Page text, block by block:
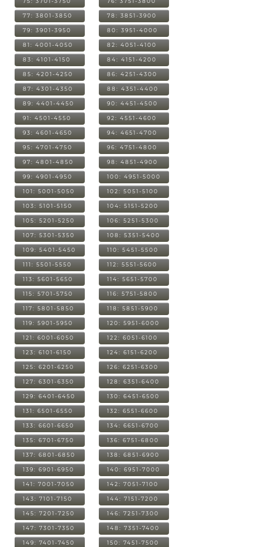
77: 3801-3850 78: 3851-3900
79: 3901-3950 80: 3951-4000
81: 4001-4050 82: 4051-4100
83: 4101-4150 84: 4151-4200
85: 4201-4250 86: 4251-4300
87: 4301-4350 88: 4351-4400
89: 4401-4450 90: 4451-4500
91: 4501-4550 92: 4551-4600
93: 4601-4650 94: 4651-4700
95: 4701-4750 96: 4751-4800
97: 4801-4850 98: 4851-4900
99: 4901-4950 100: 4951-5000
101: 5001-5050 102: 5051-5100
103: 5101-5150 104: 5151-5200
105: 5201-5250 106: 5251-5300
107: 5301-5350 108: 5351-5400
109: 5401-5450 110: 5451-5500
111: 5501-5550 112: 5551-5600
113: 5601-5650 114: 5651-5700
115: 5701-5750 116: 5751-5800
117: 5801-5850 118: 5851-5900
119: 5901-5950 120: 5951-6000
121: 6001-6050 122: 6051-6100
123: 6101-6150 124: 6151-6200
125: 6201-6250 126: 6251-6300
127: 6301-6350 128: 6351-6400
129: 6401-6450 130: 6451-6500
131: 6501-6550 132: 6551-6600
133: 6601-6650 134: 6651-6700
135: 6701-6750 136: 6751-6800
137: 6801-6850 138: 6851-6900
139: 6901-6950 140: 6951-7000
141: 7001-7050 142: 7051-7100
143: 7101-7150 144: 7151-7200
145: 7201-7250 146: 7251-7300
147: 7301-7350 148: 7351-7400
149: 7401-7450 150: 7451-7500